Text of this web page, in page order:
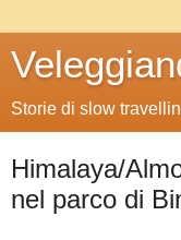
Storie di slow
Himalaya/
nel parco di